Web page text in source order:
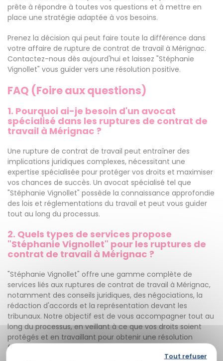
prête à répondre à toutes vos questions et à mettre en
place une stratégie adaptée à vos besoins.
Prenez la décision qui peut faire toute la différence dans
votre affaire de rupture de contrat de travail à Mérignac.
Contactez-nous dès aujourd'hui et laissez "Stéphanie
Vignollet" vous guider vers une résolution positive.
FAQ (Foire aux questions)
1. Pourquoi ai-je besoin d'un avocat
spécialisé dans les ruptures de contrat de
travail à Mérignac ?
Une rupture de contrat de travail peut entraîner des
implications juridiques complexes, nécessitant une
expertise spécialisée pour protéger vos droits et maximiser
vos chances de succès. Un avocat spécialisé tel que
"Stéphanie Vignollet" possède la connaissance approfondie
des lois et réglementations du travail et peut vous guider
tout au long du processus.
2. Quels types de services propose
"Stéphanie Vignollet" pour les ruptures de
contrat de travail à Mérignac ?
"Stéphanie Vignollet" offre une gamme complète de
services liés aux ruptures de contrat de travail à Mérignac,
notamment des conseils juridiques, des négociations, la
rédaction d'accords et la représentation devant les
tribunaux. Notre objectif est de vous accompagner tout au
long du processus, en veillant à ce que vos droits soient
protégés et en travaillant pour obtenir une résolution
favorable.
Tout refuser